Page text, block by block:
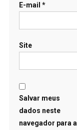
E-mail *
Site
Salvar meus
dados neste
navegador para a